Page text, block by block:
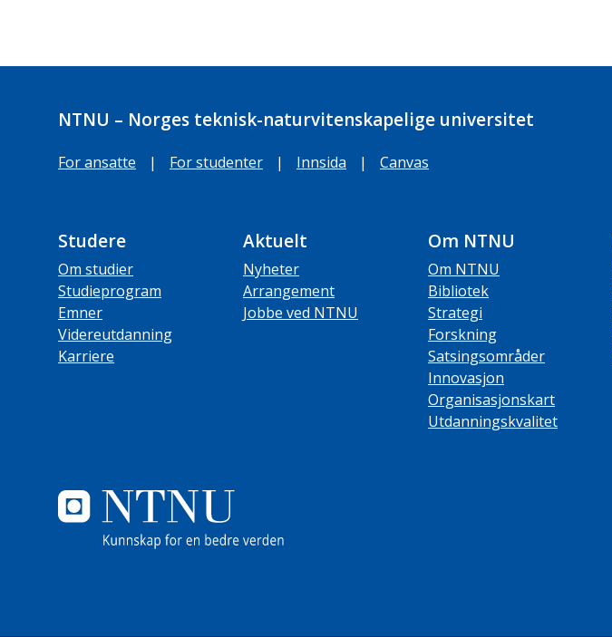
NTNU – Norges teknisk-naturvitenskapelige universitet
For ansatte | For studenter | Innsida | Canvas
Studere
Om studier
Studieprogram
Emner
Videreutdanning
Karriere
Aktuelt
Nyheter
Arrangement
Jobbe ved NTNU
Om NTNU
Om NTNU
Bibliotek
Strategi
Forskning
Satsingsområder
Innovasjon
Organisasjonskart
Utdanningskvalitet